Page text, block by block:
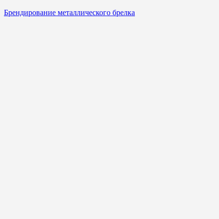
Брендирование металлического брелка